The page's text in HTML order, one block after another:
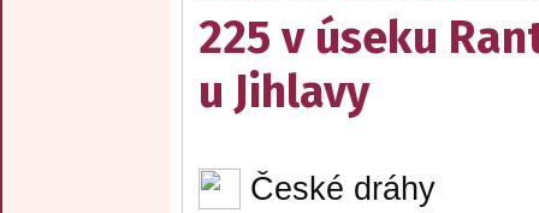
225 v úseku
u Jihlavy
České dráhy